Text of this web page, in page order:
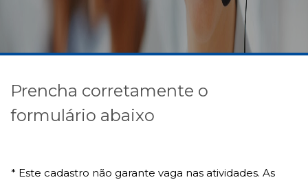
Prencha corretamente o
formulário abaixo
* Este cadastro não garante vaga nas atividades. As